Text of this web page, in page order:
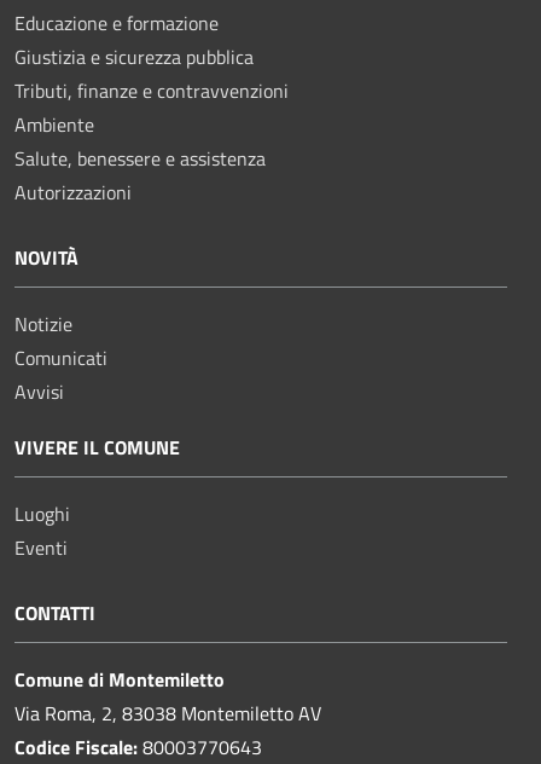
Educazione e formazione
Giustizia e sicurezza pubblica
Tributi, finanze e contravvenzioni
Ambiente
Salute, benessere e assistenza
Autorizzazioni
NOVITÀ
Notizie
Comunicati
Avvisi
VIVERE IL COMUNE
Luoghi
Eventi
CONTATTI
Comune di Montemiletto
Via Roma, 2, 83038 Montemiletto AV
Codice Fiscale:80003770643